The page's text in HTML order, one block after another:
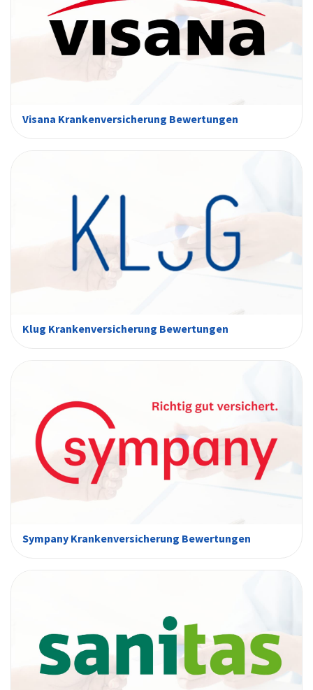
Visana Krankenversicherung Bewertungen
Klug Krankenversicherung Bewertungen
Sympany Krankenversicherung Bewertungen